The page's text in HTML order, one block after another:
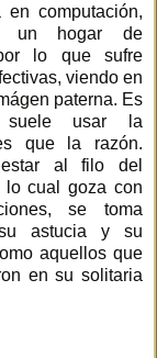
en computación,
un hogar de
lo que sufre
viendo en
paterna. Es
suele usar la
que la razón.
al filo del
lo cual goza con
se toma
astucia y su
aquellos que
en su solitaria